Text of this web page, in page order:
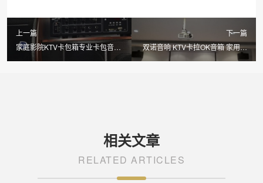
上一篇
家庭影院KTV卡包箱专业卡包音响
套装电视音响
下一篇
双诺音响 KTV卡拉OK音箱 家用卡
包箱
相关文章
RELATED ARTICLES